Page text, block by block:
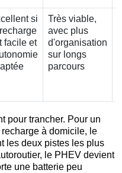
si
facile et
Très viable,
avec plus
d'organisation
sur longs
parcours
pour trancher. Pour un
à domicile, le
les deux pistes les plus
le PHEV devient
une batterie peu